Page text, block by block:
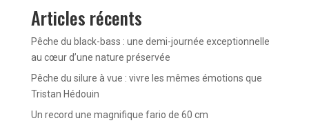
Articles récents
Pêche du black-bass : une demi-journée exceptionnelle
au cœur d’une nature préservée
Pêche du silure à vue : vivre les mêmes émotions que
Tristan Hédouin
Un record une magnifique fario de 60 cm